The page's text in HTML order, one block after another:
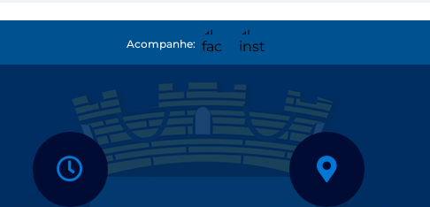
Acompanhe: